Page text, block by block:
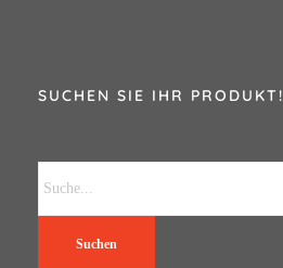
SUCHEN SIE IHR PRODUKT!
Suchen